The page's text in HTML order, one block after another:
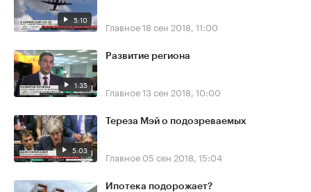
5:10 Главное18 сен 2018, 11:00
1:35
Развитие региона
Главное13 сен 2018, 10:00
5:03
Тереза Мэй о подозреваемых
Главное 05 сен 2018, 15:04
Ипотека подорожает?